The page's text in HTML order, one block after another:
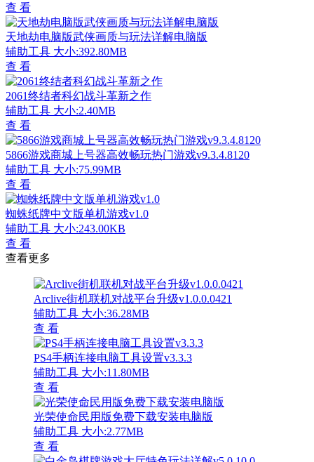
查 看
天地劫电脑版武侠画质与玩法详解电脑版
辅助工具 大小:392.80MB
查 看
2061终结者科幻战斗革新之作
辅助工具 大小:2.40MB
查 看
5866游戏商城上号器高效畅玩热门游戏v9.3.4.8120
辅助工具 大小:75.99MB
查 看
蜘蛛纸牌中文版单机游戏v1.0
辅助工具 大小:243.00KB
查 看
查看更多
Arclive街机联机对战平台升级v1.0.0.0421
辅助工具 大小:36.28MB
查 看
PS4手柄连接电脑工具设置v3.3.3
辅助工具 大小:11.80MB
查 看
光荣使命民用版免费下载安装电脑版
辅助工具 大小:2.77MB
查 看